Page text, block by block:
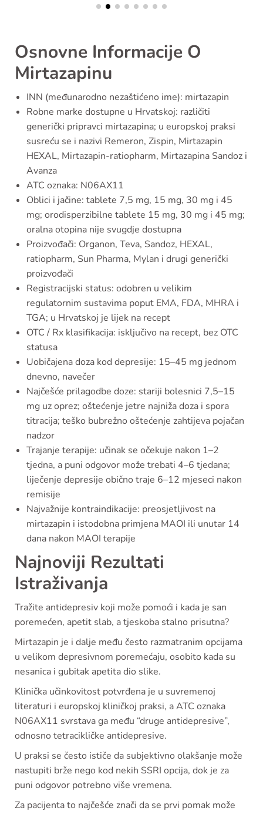
Osnovne Informacije O
Mirtazapinu
INN (međunarodno nezaštićeno ime): mirtazapin
Robne marke dostupne u Hrvatskoj: različiti
generički pripravci mirtazapina; u europskoj praksi
susreću se i nazivi Remeron, Zispin, Mirtazapin
HEXAL, Mirtazapin-ratiopharm, Mirtazapina Sandoz i
Avanza
ATC oznaka: N06AX11
Oblici i jačine: tablete 7,5 mg, 15 mg, 30 mg i 45
mg; orodisperzibilne tablete 15 mg, 30 mg i 45 mg;
oralna otopina nije svugdje dostupna
Proizvođači: Organon, Teva, Sandoz, HEXAL,
ratiopharm, Sun Pharma, Mylan i drugi generički
proizvođači
Registracijski status: odobren u velikim
regulatornim sustavima poput EMA, FDA, MHRA i
TGA; u Hrvatskoj je lijek na recept
OTC / Rx klasifikacija: isključivo na recept, bez OTC
statusa
Uobičajena doza kod depresije: 15–45 mg jednom
dnevno, navečer
Najčešće prilagodbe doze: stariji bolesnici 7,5–15
mg uz oprez; oštećenje jetre najniža doza i spora
titracija; teško bubrežno oštećenje zahtijeva pojačan
nadzor
Trajanje terapije: učinak se očekuje nakon 1–2
tjedna, a puni odgovor može trebati 4–6 tjedana;
liječenje depresije obično traje 6–12 mjeseci nakon
remisije
Najvažnije kontraindikacije: preosjetljivost na
mirtazapin i istodobna primjena MAOI ili unutar 14
dana nakon MAOI terapije
Najnoviji Rezultati
Istraživanja
Tražite antidepresiv koji može pomoći i kada je san
poremećen, apetit slab, a tjeskoba stalno prisutna?
Mirtazapin je i dalje među često razmatranim opcijama
u velikom depresivnom poremećaju, osobito kada su
nesanica i gubitak apetita dio slike.
Klinička učinkovitost potvrđena je u suvremenoj
literaturi i europskoj kliničkoj praksi, a ATC oznaka
N06AX11 svrstava ga među “druge antidepresive”,
odnosno tetracikličke antidepresive.
U praksi se često ističe da subjektivno olakšanje može
nastupiti brže nego kod nekih SSRI opcija, dok je za
puni odgovor potrebno više vremena.
Za pacijenta to najčešće znači da se prvi pomak može